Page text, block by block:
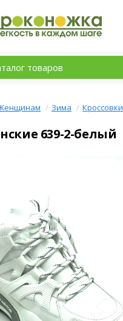
товаров
Зима Кроссовки
639-2-белый